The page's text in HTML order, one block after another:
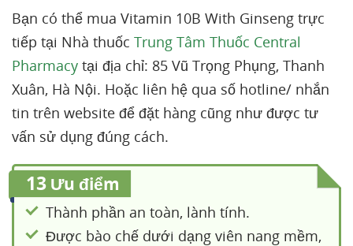
Bạn có thể mua Vitamin 10B With Ginseng trực
tiếp tại Nhà thuốc Trung Tâm Thuốc Central
Pharmacy tại địa chỉ: 85 Vũ Trọng Phụng, Thanh
Xuân, Hà Nội. Hoặc liên hệ qua số hotline/ nhắn
tin trên website để đặt hàng cũng như được tư
vấn sử dụng đúng cách.
13 Ưu điểm
Thành phần an toàn, lành tính.
Được bào chế dưới dạng viên nang mềm,